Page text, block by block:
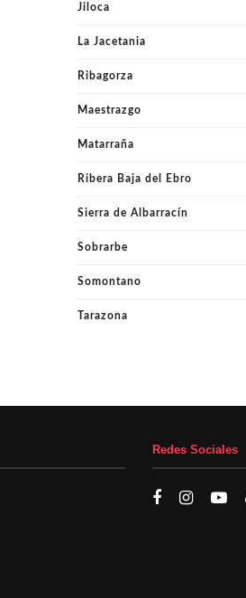
Jiloca
La Jacetania
Ribagorza
Maestrazgo
Matarraña
Ribera Baja del Ebro
Sierra de Albarracín
Sobrarbe
Somontano
Tarazona
Redes Sociales